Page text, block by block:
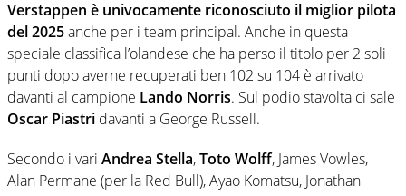
Verstappen è univocamente riconosciuto il miglior pilota
del 2025anche per i team principal. Anche in questa
speciale classifica l’olandese che ha perso il titolo per 2 soli
punti dopo averne recuperati ben 102 su 104 è arrivato
davanti al campione Lando Norris. Sul podio stavolta ci sale
Oscar Piastri davanti a George Russell.
Secondo i vari Andrea Stella,Toto Wolff, James Vowles,
Alan Permane (per la Red Bull), Ayao Komatsu, Jonathan